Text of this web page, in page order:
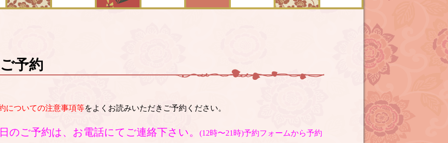
ご予約
についての注意事項等をよくお読みいただきご予約ください。
のご予約は、お電話にてご連絡下さい。
(12時〜21時)予約フォームから予約